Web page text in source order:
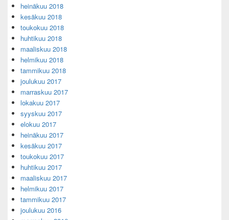
heinäkuu 2018
kesäkuu 2018
toukokuu 2018
huhtikuu 2018
maaliskuu 2018
helmikuu 2018
tammikuu 2018
joulukuu 2017
marraskuu 2017
lokakuu 2017
syyskuu 2017
elokuu 2017
heinäkuu 2017
kesäkuu 2017
toukokuu 2017
huhtikuu 2017
maaliskuu 2017
helmikuu 2017
tammikuu 2017
joulukuu 2016